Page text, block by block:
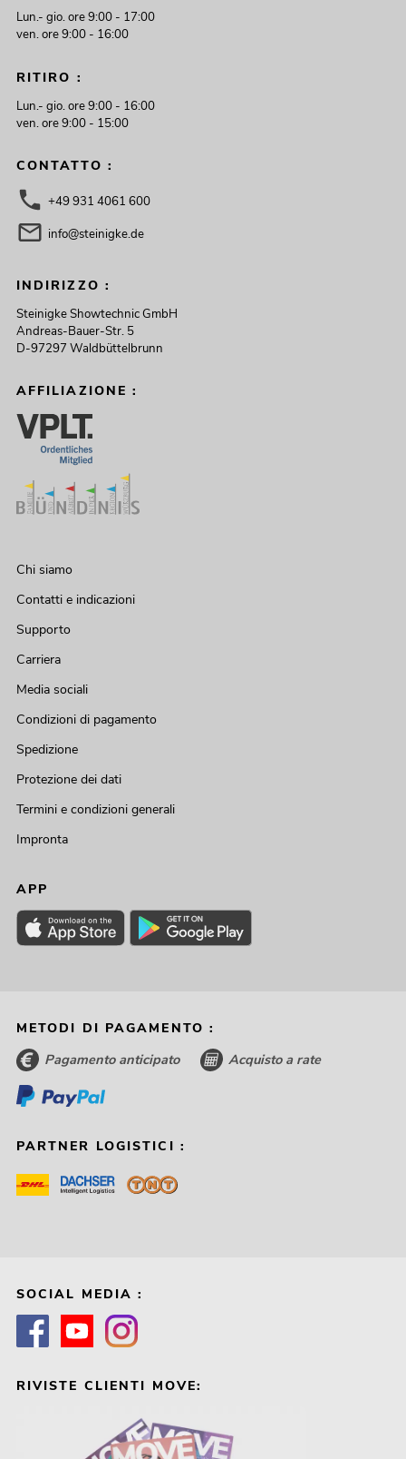
Lun.- gio. ore 9:00 - 17:00
ven. ore 9:00 - 16:00
RITIRO :
Lun.- gio. ore 9:00 - 16:00
ven. ore 9:00 - 15:00
CONTATTO :
+49 931 4061 600
info@steinigke.de
INDIRIZZO :
Steinigke Showtechnic GmbH
Andreas-Bauer-Str. 5
D-97297 Waldbüttelbrunn
AFFILIAZIONE :
Chi siamo
Contatti e indicazioni
Supporto
Carriera
Media sociali
Condizioni di pagamento
Spedizione
Protezione dei dati
Termini e condizioni generali
Impronta
APP
METODI DI PAGAMENTO :
Pagamento anticipato Acquisto a rate
PARTNER LOGISTICI :
SOCIAL MEDIA :
RIVISTE CLIENTI MOVE: